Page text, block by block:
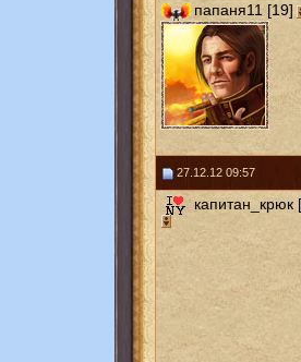
папаня11 [19]
27.12.12 09:57
капитан_крюк